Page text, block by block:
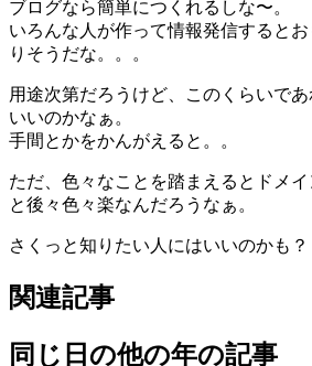
ブログなら簡単につくれるしな〜。
いろんな人が作って情報発信すると
りそうだな。。。
用途次第だろうけど、このくらいで
いいのかなぁ。
手間とかをかんがえると。。
ただ、色々なことを踏まえるとドメイ
と後々色々楽なんだろうなぁ。
さくっと知りたい人にはいいのかも？
関連記事
同じ日の他の年の記事